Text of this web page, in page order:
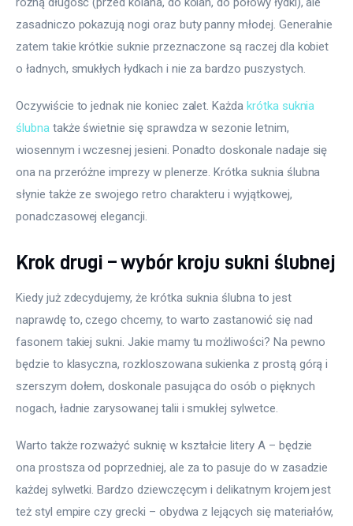
zasadniczo pokazują nogi oraz buty panny młodej. Generalnie
zatem takie krótkie suknie przeznaczone są raczej dla kobiet
o ładnych, smukłych łydkach i nie za bardzo puszystych.
Oczywiście to jednak nie koniec zalet. Każda krótka suknia
ślubna także świetnie się sprawdza w sezonie letnim,
wiosennym i wczesnej jesieni. Ponadto doskonale nadaje się
ona na przeróżne imprezy w plenerze. Krótka suknia ślubna
słynie także ze swojego retro charakteru i wyjątkowej,
ponadczasowej elegancji.
Krok drugi – wybór kroju sukni ślubnej
Kiedy już zdecydujemy, że krótka suknia ślubna to jest
naprawdę to, czego chcemy, to warto zastanowić się nad
fasonem takiej sukni. Jakie mamy tu możliwości? Na pewno
będzie to klasyczna, rozkloszowana sukienka z prostą górą i
szerszym dołem, doskonale pasująca do osób o pięknych
nogach, ładnie zarysowanej talii i smukłej sylwetce.
Warto także rozważyć suknię w kształcie litery A – będzie
ona prostsza od poprzedniej, ale za to pasuje do w zasadzie
każdej sylwetki. Bardzo dziewczęcym i delikatnym krojem jest
też styl empire czy grecki – obydwa z lejących się materiałów,